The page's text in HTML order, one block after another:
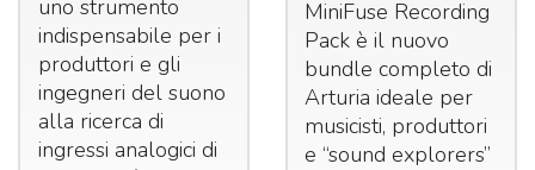
uno strumento
indispensabile per i
produttori e gli
ingegneri del suono
alla ricerca di
ingressi analogici di
MiniFuse Recording
Pack è il nuovo
bundle completo di
Arturia ideale per
musicisti, produttori
e “sound explorers”